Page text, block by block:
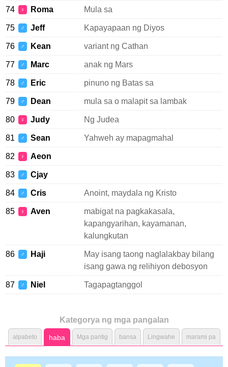
74 ♀ Roma Mula sa
75 ♂ Jeff Kapayapaan ng Diyos
76 ♂ Kean variant ng Cathan
77 ♂ Marc anak ng Mars
78 ♂ Eric pinuno ng Batas sa
79 ♂ Dean mula sa o malapit sa lambak
80 ♀ Judy Ng Judea
81 ♂ Sean Yahweh ay mapagmahal
82 ♀ Aeon
83 ♂ Cjay
84 ♂ Cris Anoint, maydala ng Kristo
85 ♀ Aven
mabigat na pagkakasala,
kapangyarihan, kayamanan,
kalungkutan
86 ♂ Haji
May isang taong naglalakbay bilang
isang gawa ng relihiyon debosyon
87 ♂ Niel Tagapagtanggol
Kategorya ng mga pangalan
alpabeto haba Mga pantig bansa Lingwahe marami pa